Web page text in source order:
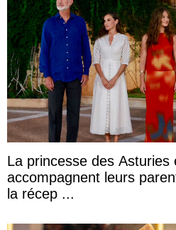
La princesse des Asturies
accompagnent leurs
la récep ...